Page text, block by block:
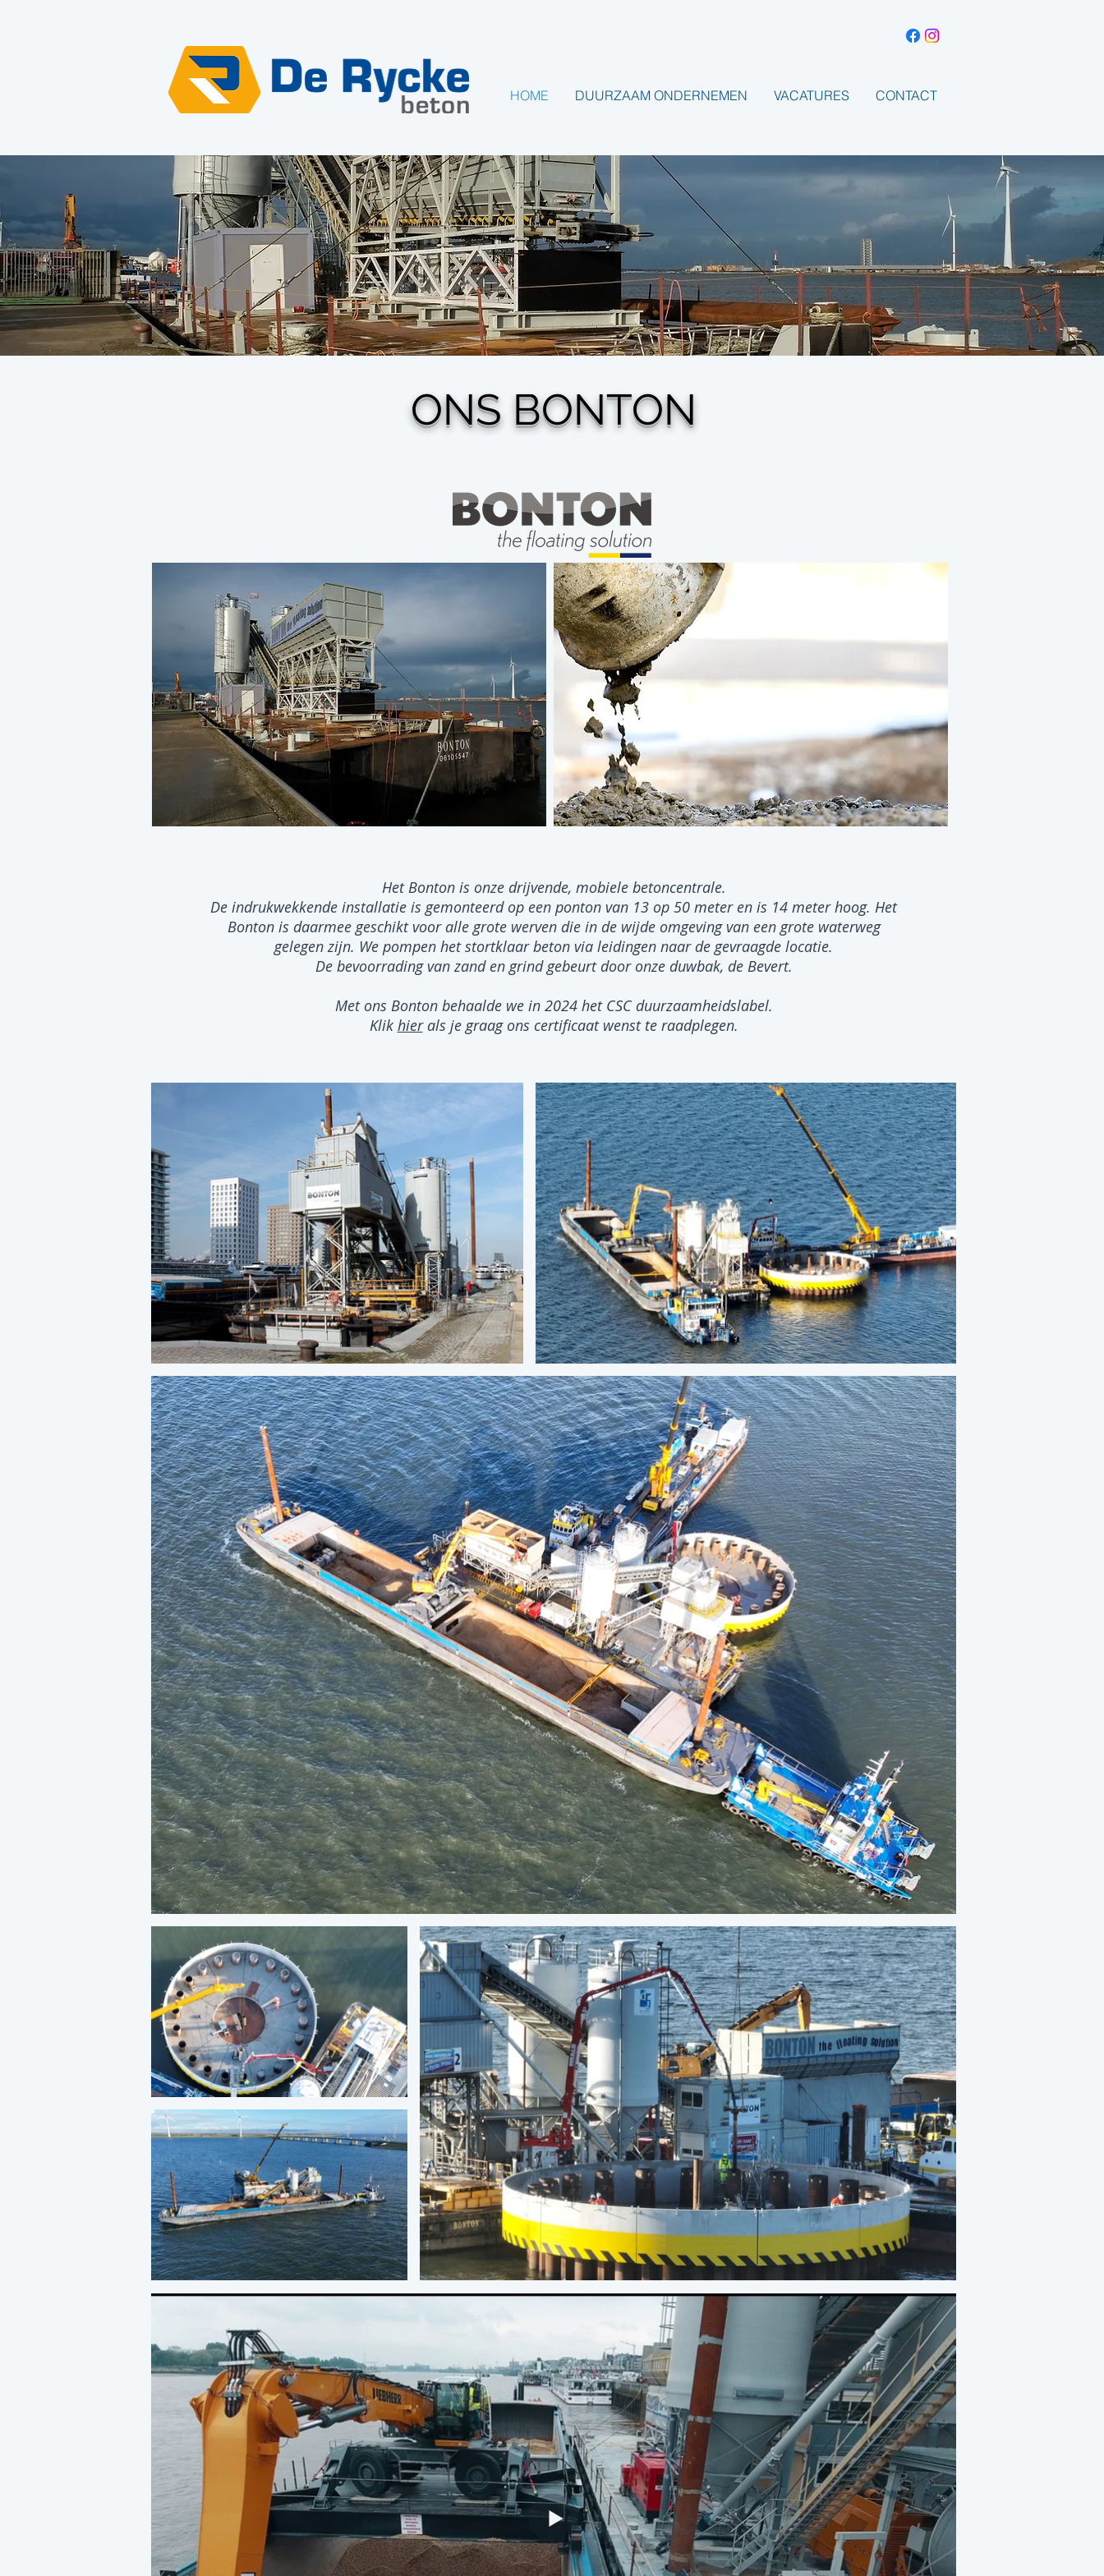
HOME DUURZAAM ONDERNEMEN VACATURES CONTACT
ONS BONTON
Bulk
Het Bonton is onze drijvende, mobiele betoncentrale.
De indrukwekkende installatie is gemonteerd op een ponton van 13 op 50 meter en is 14 meter hoog. Het
Bonton is daarmee geschikt voor alle grote werven die in de wijde omgeving van een grote waterweg
gelegen zijn. We pompen het stortklaar beton via leidingen naar de gevraagde locatie.
De bevoorrading van zand en grind gebeurt door onze duwbak, de Bevert.
Met ons Bonton behaalde we in 2024 het CSC duurzaamheidslabel.
Klik hierals je graag ons certificaat wenst te raadplegen.